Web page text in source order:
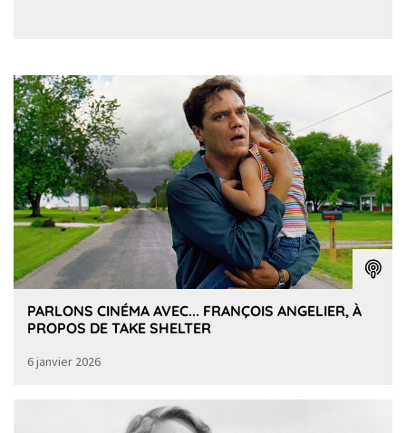
PARLONS CINÉMA AVEC... FRANÇOIS ANGELIER, À
PROPOS DE TAKE SHELTER
6 janvier 2026